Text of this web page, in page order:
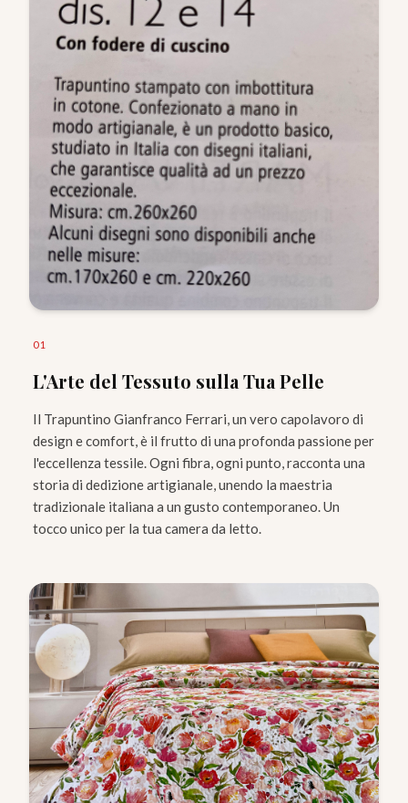
01
L'Arte del Tessuto sulla Tua Pelle
Il Trapuntino Gianfranco Ferrari, un vero capolavoro di
design e comfort, è il frutto di una profonda passione per
l'eccellenza tessile. Ogni fibra, ogni punto, racconta una
storia di dedizione artigianale, unendo la maestria
tradizionale italiana a un gusto contemporaneo. Un
tocco unico per la tua camera da letto.